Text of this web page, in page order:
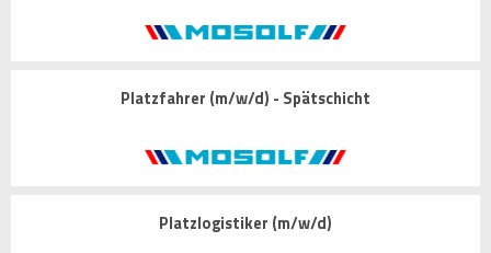
Platzfahrer (m/w/d) - Spätschicht
Platzlogistiker (m/w/d)